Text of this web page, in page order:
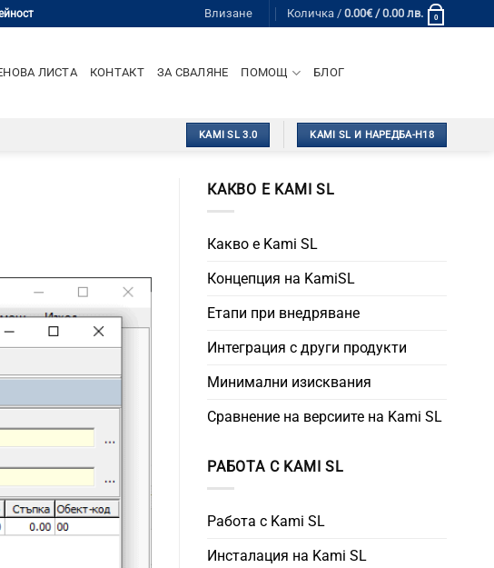
Влизане Количка / 0.00€/ 0.00 лв. 0
ЛИСТА КОНТАКТ ЗА СВАЛЯНЕ ПОМОЩ БЛОГ
KAMI SL 3.0 KAMI SL И НАРЕДБА-Н18
КАКВО Е KAMI SL
Какво е Kami SL
Концепция на KamiSL
Етапи при внедряване
Интеграция с други продукти
Минимални изисквания
Сравнение на версиите на Kami SL
РАБОТА С KAMI SL
Работа с Kami SL
Инсталация на Kami SL